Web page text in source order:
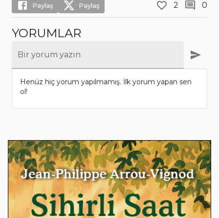
Paylaş Paylaş 2 0
YORUMLAR
Bir yorum yazın
Henüz hiç yorum yapılmamış. İlk yorum yapan sen
ol!